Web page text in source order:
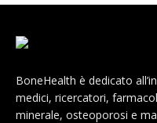
BoneHealth è dedicato
medici, ricercatori,
minerale, osteoporosi e